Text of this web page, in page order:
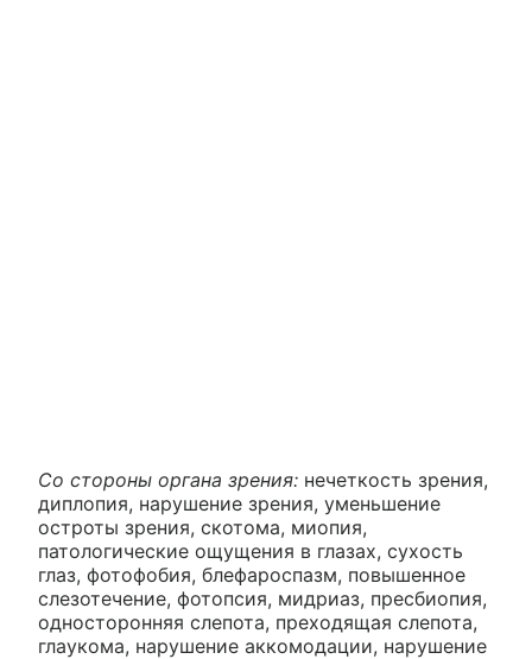
Со стороны органа зрения: нечеткость зрения,
диплопия, нарушение зрения, уменьшение
остроты зрения, скотома, миопия,
патологические ощущения в глазах, сухость
глаз, фотофобия, блефароспазм, повышенное
слезотечение, фотопсия, мидриаз, пресбиопия,
односторонняя слепота, преходящая слепота,
глаукома, нарушение аккомодации, нарушение